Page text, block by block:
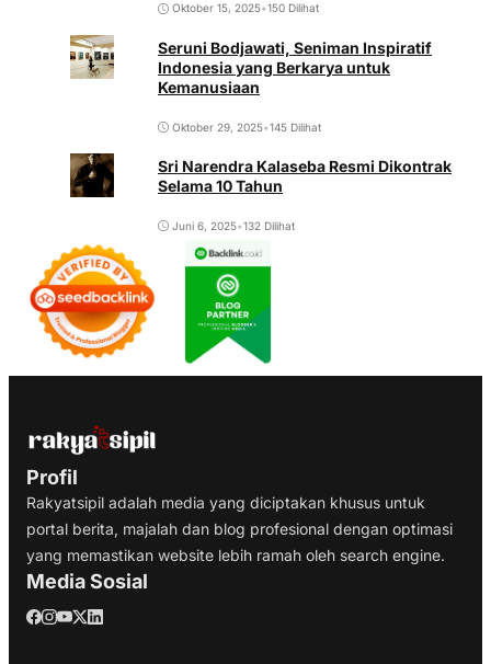
Oktober 15, 2025•150 Dilihat
Seruni Bodjawati, Seniman Inspiratif
Indonesia yang Berkarya untuk
Kemanusiaan
Oktober 29, 2025•145 Dilihat
Sri Narendra Kalaseba Resmi Dikontrak
Selama 10 Tahun
Juni 6, 2025•132 Dilihat
Profil
Rakyatsipil adalah media yang diciptakan khusus untuk
portal berita, majalah dan blog profesional dengan optimasi
yang memastikan website lebih ramah oleh search engine.
Media Sosial